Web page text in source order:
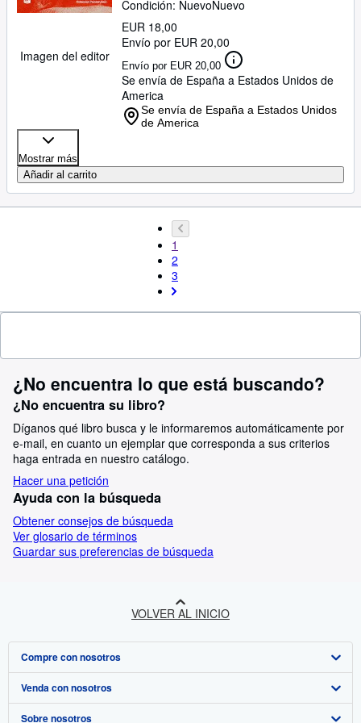
Imagen del editor
Condición: NuevoNuevo
EUR 18,00
Envío por EUR 20,00
Envío por EUR 20,00
Se envía de España a Estados Unidos de
America
Se envía de España a Estados Unidos
de America
Mostrar más
Añadir al carrito
1
2
3
¿No encuentra lo que está buscando?
¿No encuentra su libro?
Díganos qué libro busca y le informaremos automáticamente por
e-mail, en cuanto un ejemplar que corresponda a sus criterios
haga entrada en nuestro catálogo.
Hacer una petición
Ayuda con la búsqueda
Obtener consejos de búsqueda
Ver glosario de términos
Guardar sus preferencias de búsqueda
VOLVER AL INICIO
Compre con nosotros
Búsqueda avanzada
Colecciones
Venda con nosotros
Comenzar a vender
Sobre nosotros